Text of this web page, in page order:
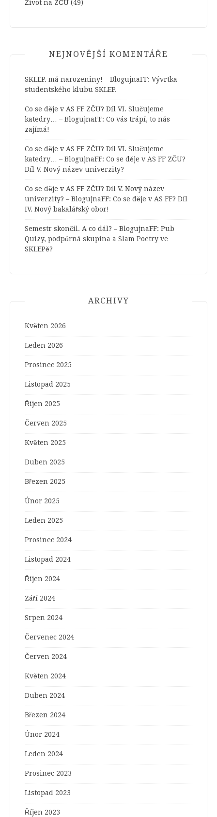
Život na ZČU (49)
NEJNOVĚJŠÍ KOMENTÁŘE
SKLEP. má narozeniny! – BlogujnaFF: Vývrtka
studentského klubu SKLEP.
Co se děje v AS FF ZČU? Díl VI. Slučujeme
katedry… – BlogujnaFF: Co vás trápí, to nás
zajímá!
Co se děje v AS FF ZČU? Díl VI. Slučujeme
katedry… – BlogujnaFF: Co se děje v AS FF ZČU?
Díl V. Nový název univerzity?
Co se děje v AS FF ZČU? Díl V. Nový název
univerzity? – BlogujnaFF: Co se děje v AS FF? Díl
IV. Nový bakalářský obor!
Semestr skončil. A co dál? – BlogujnaFF: Pub
Quizy, podpůrná skupina a Slam Poetry ve
SKLEPě?
ARCHIVY
Květen 2026
Leden 2026
Prosinec 2025
Listopad 2025
Říjen 2025
Červen 2025
Květen 2025
Duben 2025
Březen 2025
Únor 2025
Leden 2025
Prosinec 2024
Listopad 2024
Říjen 2024
Září 2024
Srpen 2024
Červenec 2024
Červen 2024
Květen 2024
Duben 2024
Březen 2024
Únor 2024
Leden 2024
Prosinec 2023
Listopad 2023
Říjen 2023